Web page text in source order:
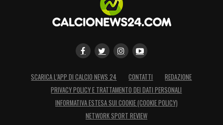
SCARICA L’APP DI CALCIO NEWS 24 CONTATTI
REDAZIONE
PRIVACY POLICY E TRATTAMENTO DEI DATI PERSONALI
INFORMATIVA ESTESA SUI COOKIE (COOKIE POLICY)
NETWORK SPORT REVIEW